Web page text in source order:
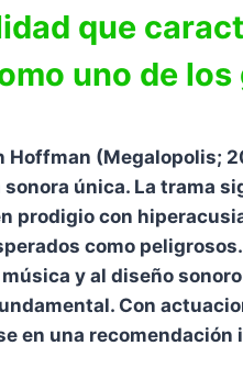
que
uno de
Hoffman (Megalopolis;
única. La trama
prodigio con
como peligrosos.
y al diseño
Con
en una